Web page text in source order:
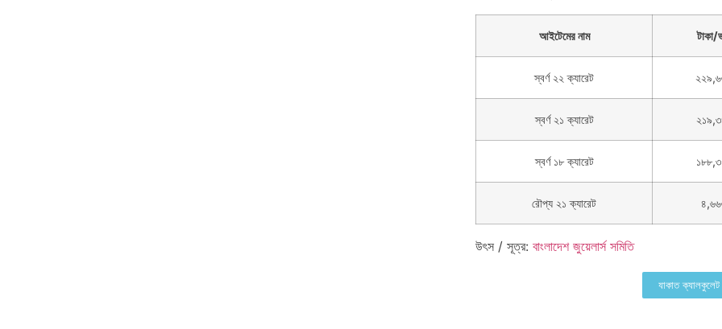
আইটেমের নাম টাকা/
স্বর্ণ ২২ ক্যারেট
স্বর্ণ ২১ ক্যারেট
স্বর্ণ ১৮ ক্যারেট
রৌপ্য ২১ ক্যারেট
উৎস / সূত্র: বাংলাদেশ জুয়েলার্স সমিতি
যাকাত ক্যালকুলেট